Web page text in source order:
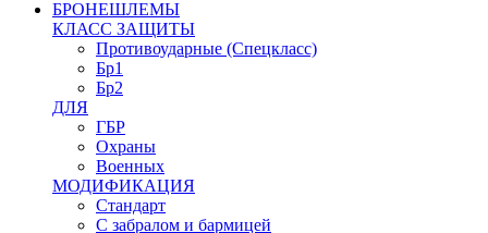
БРОНЕШЛЕМЫ
КЛАСС ЗАЩИТЫ
Противоударные (Спецкласс)
Бр1
Бр2
ДЛЯ
ГБР
Охраны
Военных
МОДИФИКАЦИЯ
Стандарт
С забралом и бармицей